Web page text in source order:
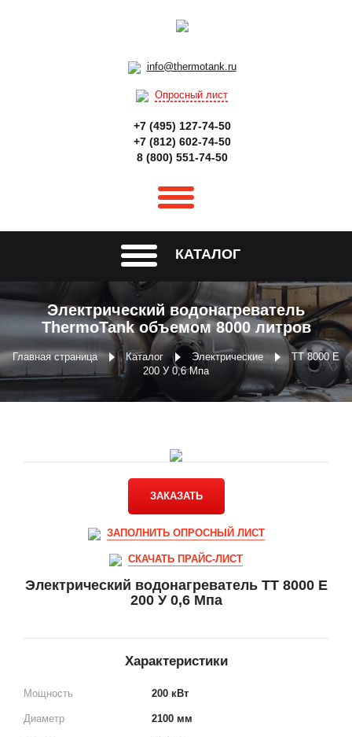
info@thermotank.ru
Опросный лист
+7 (495) 127-74-50
+7 (812) 602-74-50
8 (800) 551-74-50
КАТАЛОГ
Электрический водонагреватель
ThermoTank объемом 8000 литров
Главная страница Каталог Электрические
ТТ 8000 E
200 У 0,6 Мпа
ЗАКАЗАТЬ
ЗАПОЛНИТЬ ОПРОСНЫЙ ЛИСТ
СКАЧАТЬ ПРАЙС-ЛИСТ
Электрический водонагреватель ТТ 8000 E
200 У 0,6 Мпа
Характеристики
Мощность 200 кВт
Диаметр 2100 мм